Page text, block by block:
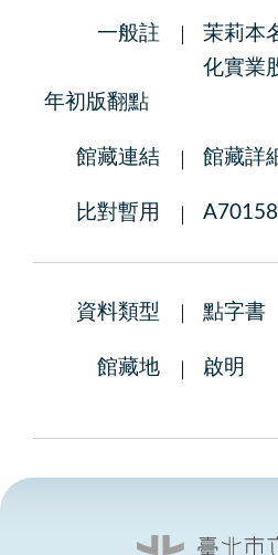
一般註
茉莉本
化實業
年初版翻點
館藏連結 館藏詳
比對暫用 A70158
資料類型 點字書
館藏地 啟明